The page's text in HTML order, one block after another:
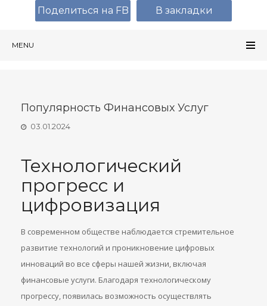
MENU
Популярность Финансовых Услуг
03.01.2024
Технологический
прогресс и
цифровизация
В современном обществе наблюдается стремительное
развитие технологий и проникновение цифровых
инноваций во все сферы нашей жизни, включая
финансовые услуги. Благодаря технологическому
прогрессу, появилась возможность осуществлять
Поделиться на FB В закладки